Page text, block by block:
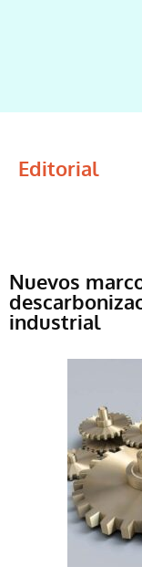
Editorial
Nuevos
industrial